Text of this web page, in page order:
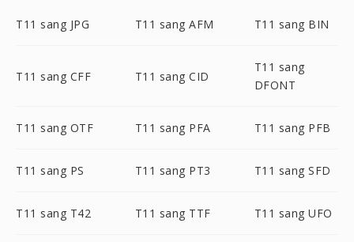
T11 sang JPG T11 sang AFM T11 sang BIN
T11 sang CFF T11 sang CID
T11 sang
DFONT
T11 sang OTF T11 sang PFA T11 sang PFB
T11 sang PS T11 sang PT3 T11 sang SFD
T11 sang T42 T11 sang TTF T11 sang UFO